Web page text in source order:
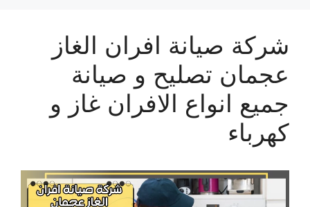
شركة صيانة افران الغاز
عجمان تصليح و صيانة
جميع انواع الافران غاز و
كهرباء